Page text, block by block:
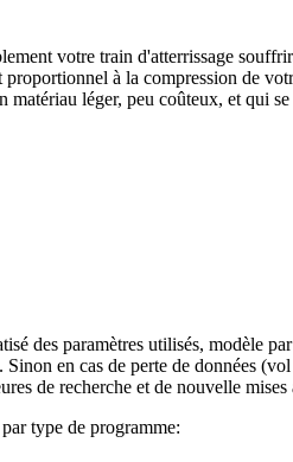
votre train d'atterrissage
à la compression de
matériau léger, peu coûteux, et qui
des paramètres utilisés, modèle
en cas de perte de données
de recherche et de nouvelle
type de programme: